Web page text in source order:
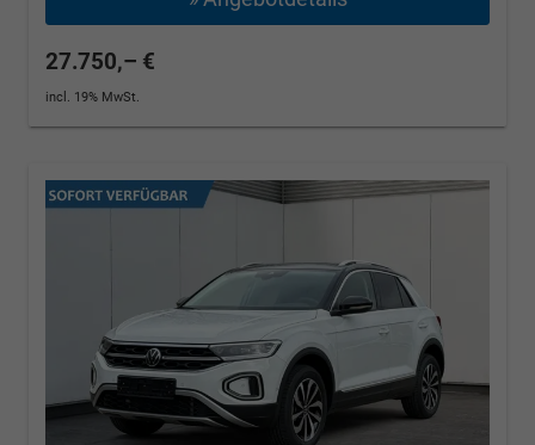
27.750,– €
incl. 19% MwSt.